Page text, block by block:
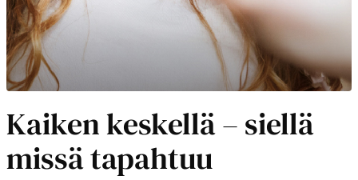
Kaiken keskellä – siellä
missä tapahtuu